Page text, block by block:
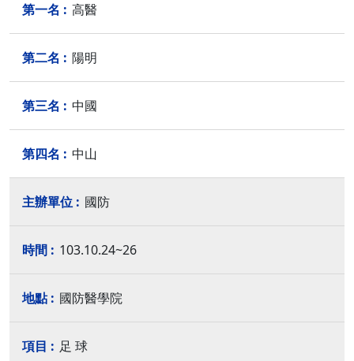
高醫
陽明
中國
中山
國防
103.10.24~26
國防醫學院
足 球